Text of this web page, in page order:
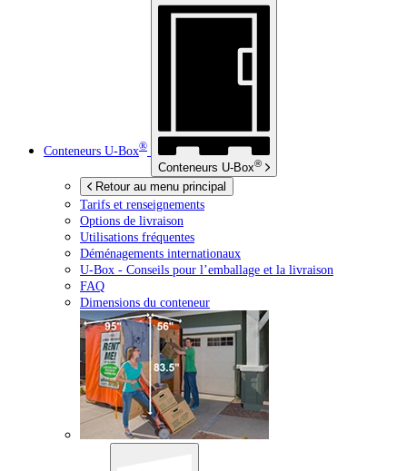
Conteneurs U-Box®
Conteneurs U-Box®
Retour au menu principal
Tarifs et renseignements
Options de livraison
Utilisations fréquentes
Déménagements internationaux
U-Box - Conseils pour l’emballage et la livraison
FAQ
Dimensions du conteneur